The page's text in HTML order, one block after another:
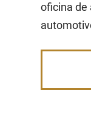
oficina de